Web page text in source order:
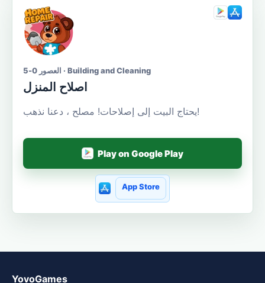
العصور 0-5 · Building and Cleaning
اصلاح المنزل
يحتاج البيت إلى إصلاحات! مصلح ، دعنا نذهب!
Play on Google Play
App Store
YovoGames